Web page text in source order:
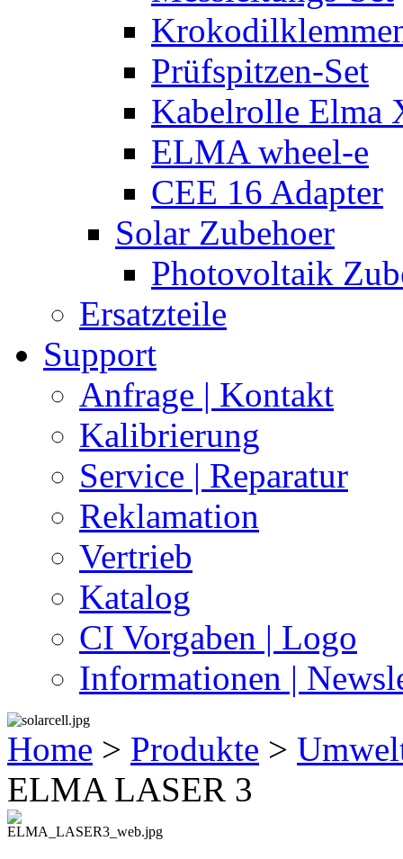
Prüfspitzen-Set
Kabelrolle Elma
ELMA wheel-e
CEE 16 Adapter
Solar Zubehoer
Photovoltaik
Ersatzteile
Support
Anfrage | Kontakt
Kalibrierung
Service | Reparatur
Reklamation
Vertrieb
Katalog
CI Vorgaben | Logo
Informationen |
Home > Produkte >
ELMA LASER 3